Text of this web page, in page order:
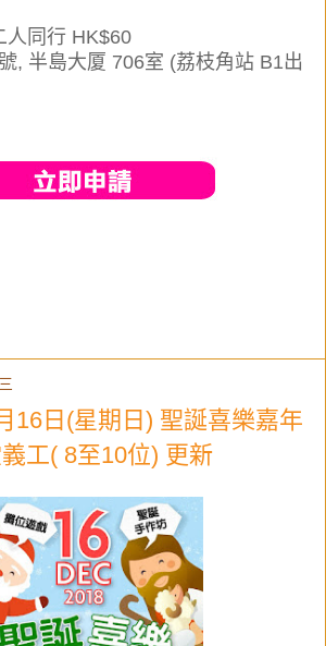
同行 HK$60
, 半島大厦 706室 (荔枝角站 B1出
16日(星期日) 聖誕喜樂嘉年
工( 8至10位) 更新